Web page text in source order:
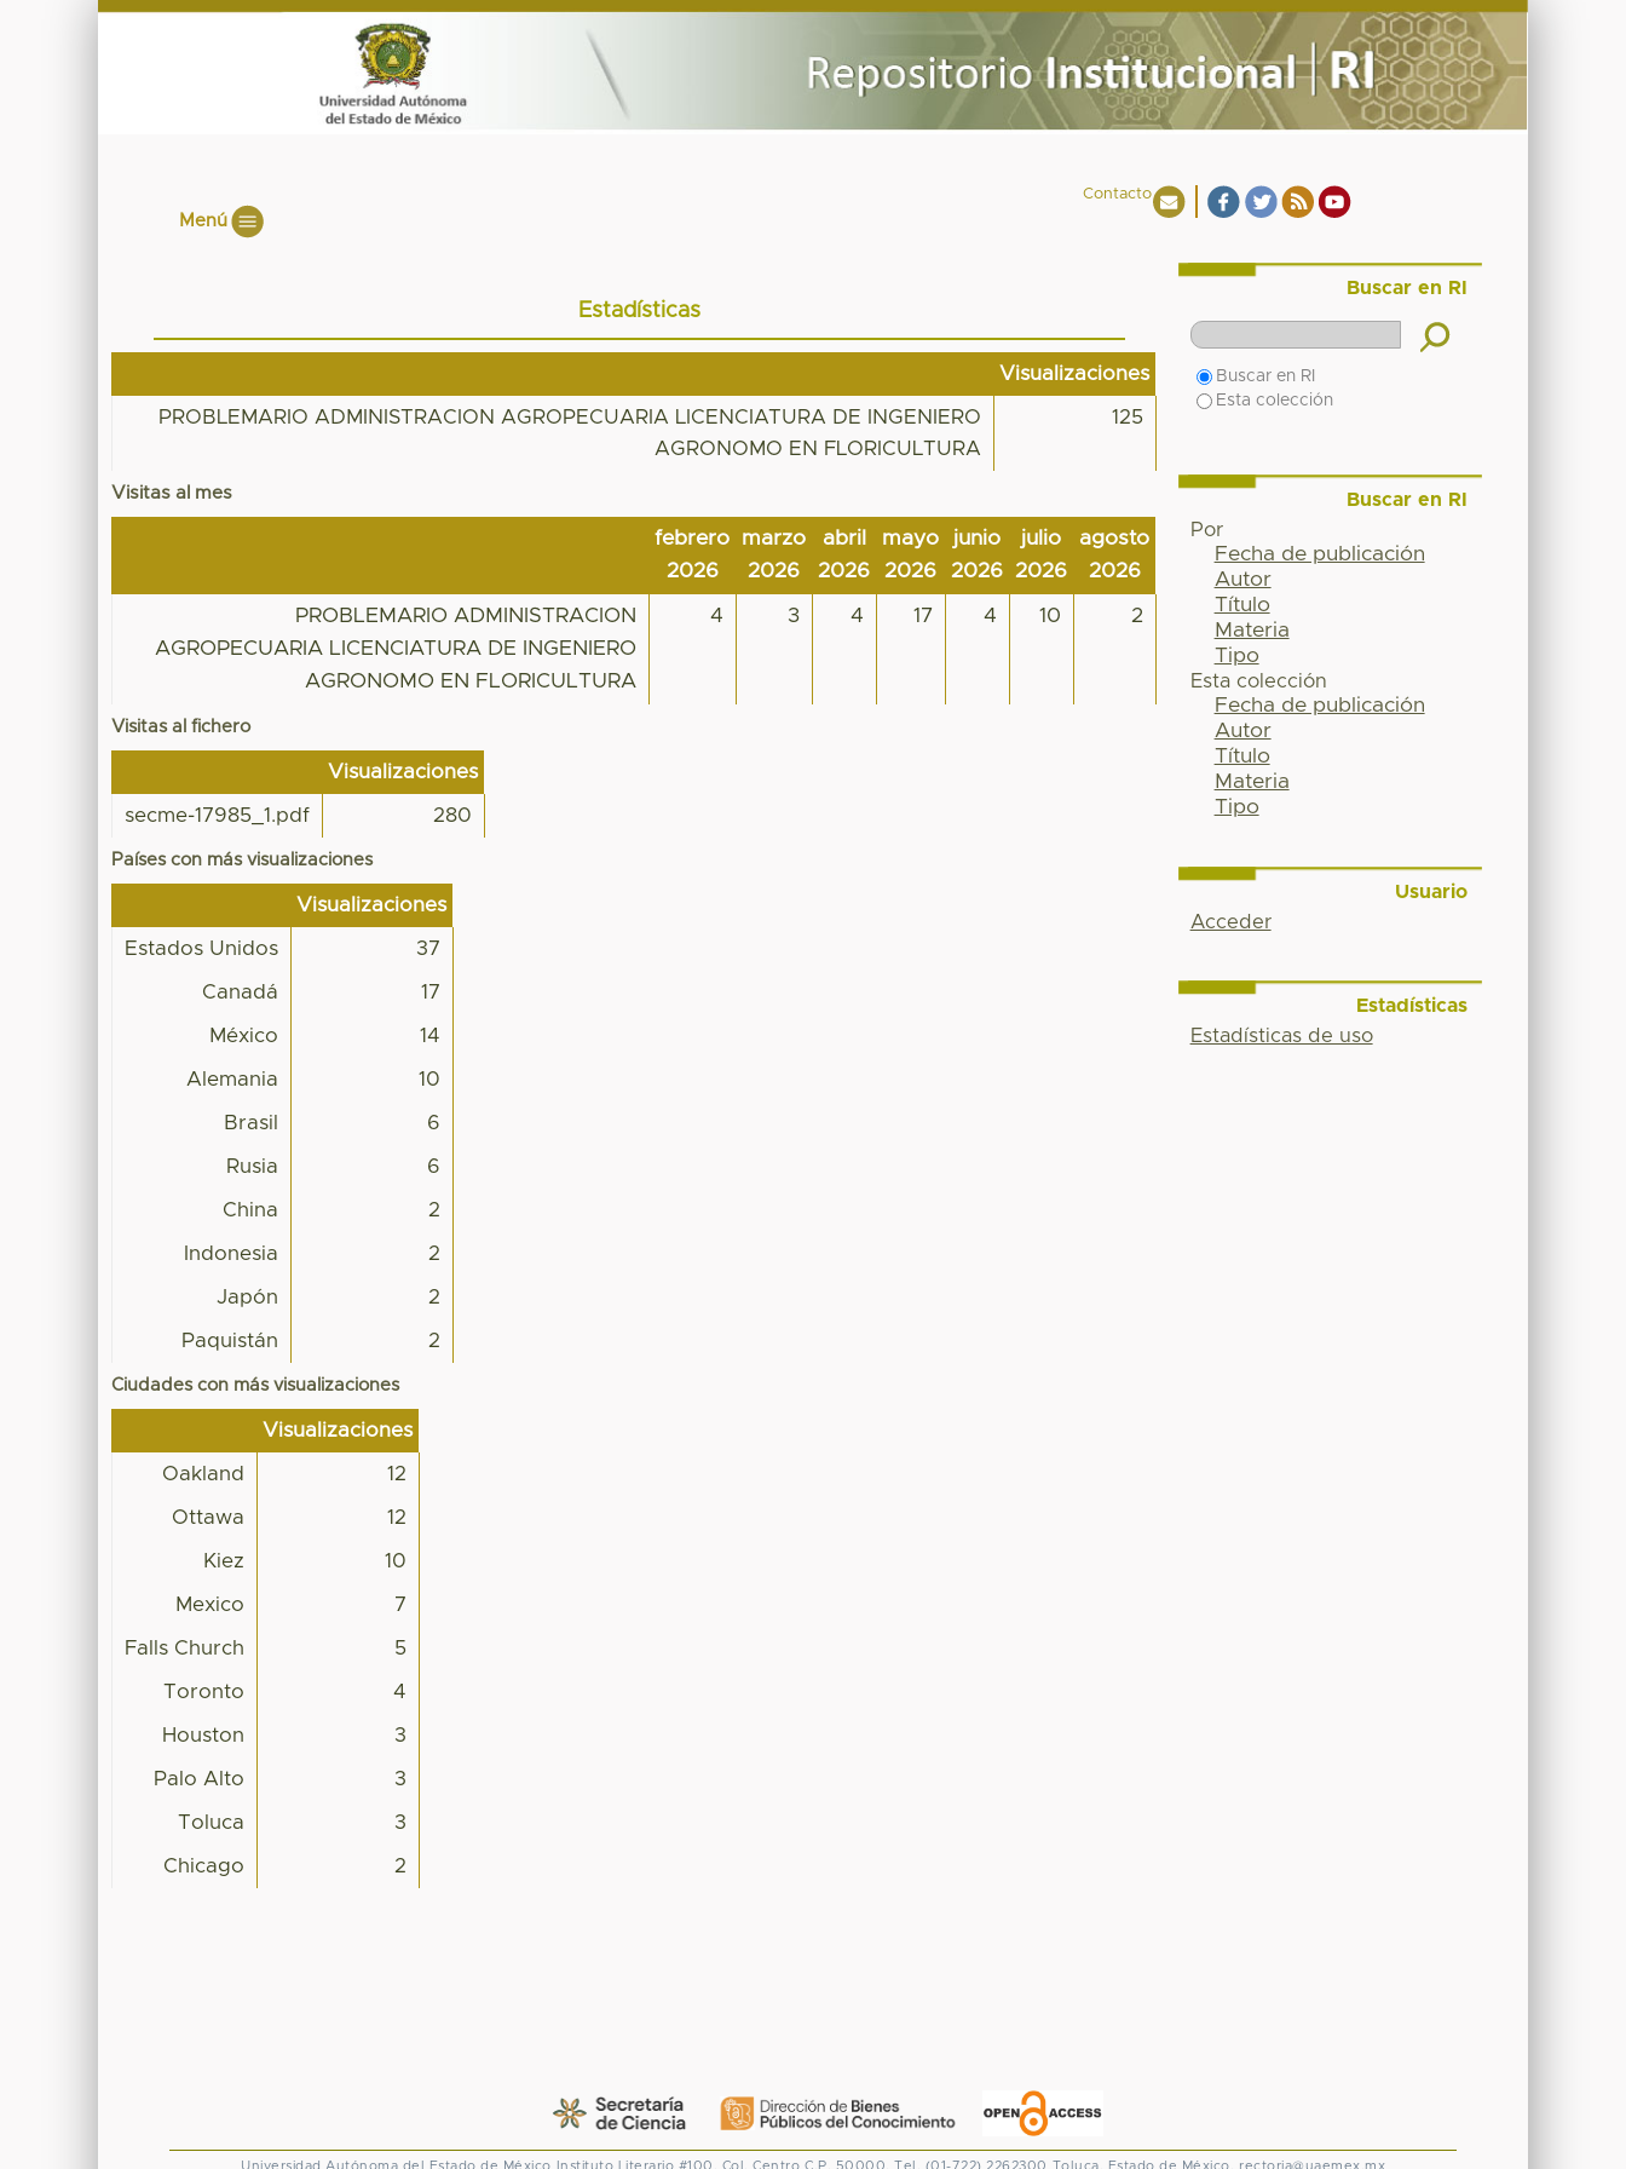
Contacto
Menú
Estadísticas
Visualizaciones
PROBLEMARIO ADMINISTRACION AGROPECUARIA LICENCIATURA DE INGENIERO
AGRONOMO EN FLORICULTURA
125
Visitas al mes
febrero
2026
marzo
2026
abril
2026
mayo
2026
junio
2026
julio
2026
agosto
2026
PROBLEMARIO ADMINISTRACION
AGROPECUARIA LICENCIATURA DE INGENIERO
AGRONOMO EN FLORICULTURA
4 3 4 17 4 10 2
Visitas al fichero
Visualizaciones
secme-17985_1.pdf 280
Países con más visualizaciones
Visualizaciones
Estados Unidos 37
Canadá 17
México 14
Alemania 10
Brasil 6
Rusia 6
China 2
Indonesia 2
Japón 2
Paquistán 2
Ciudades con más visualizaciones
Visualizaciones
Oakland 12
Ottawa 12
Kiez 10
Mexico 7
Falls Church 5
Toronto 4
Houston 3
Palo Alto 3
Toluca 3
Chicago 2
Buscar en RI
Buscar en RI
Esta colección
Buscar en RI
Por
Fecha de publicación
Autor
Título
Materia
Tipo
Esta colección
Fecha de publicación
Autor
Título
Materia
Tipo
Usuario
Acceder
Estadísticas
Estadísticas de uso
Universidad Autónoma del Estado de México Instituto Literario #100. Col. Centro C.P. 50000. Tel. (01-722) 2262300 Toluca, Estado de México. rectoria@uaemex.mx